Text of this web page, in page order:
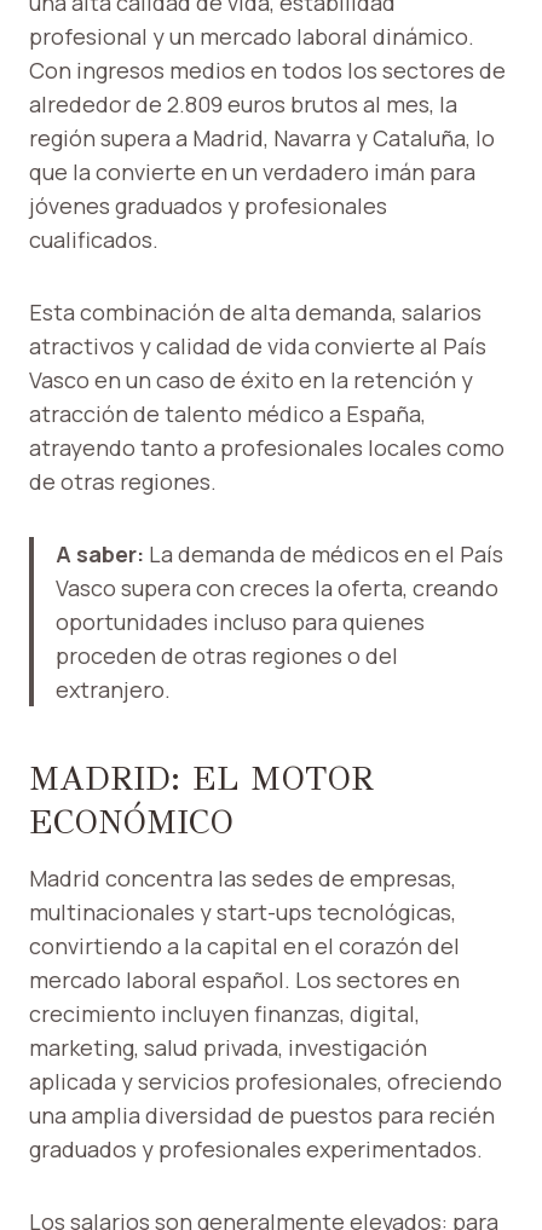
profesional y un mercado laboral dinámico.
Con ingresos medios en todos los sectores de
alrededor de 2.809 euros brutos al mes, la
región supera a Madrid, Navarra y Cataluña, lo
que la convierte en un verdadero imán para
jóvenes graduados y profesionales
cualificados.
Esta combinación de alta demanda, salarios
atractivos y calidad de vida convierte al País
Vasco en un caso de éxito en la retención y
atracción de talento médico a España,
atrayendo tanto a profesionales locales como
de otras regiones.
A saber: La demanda de médicos en el País
Vasco supera con creces la oferta, creando
oportunidades incluso para quienes
proceden de otras regiones o del
extranjero.
MADRID: EL MOTOR
ECONÓMICO
Madrid concentra las sedes de empresas,
multinacionales y start-ups tecnológicas,
convirtiendo a la capital en el corazón del
mercado laboral español. Los sectores en
crecimiento incluyen finanzas, digital,
marketing, salud privada, investigación
aplicada y servicios profesionales, ofreciendo
una amplia diversidad de puestos para recién
graduados y profesionales experimentados.
Los salarios son generalmente elevados: para